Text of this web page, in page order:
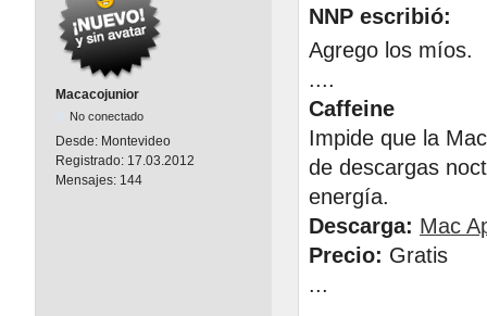
Macacojunior
No conectado
Desde: Montevideo
Registrado: 17.03.2012
Mensajes: 144
NNP escribió:
Agrego los míos.
....
Caffeine
Impide que la
de descargas
energía.
Descarga: Mac
Precio: Gratis
...